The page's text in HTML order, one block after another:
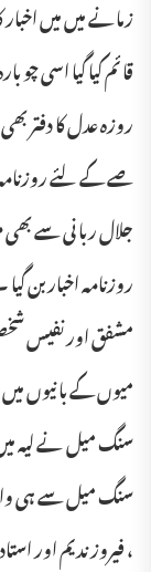
زمانے میں میں
قا ئم کیا گیا اسی
روزہ عدل کا
صے کے لئے
جلال ربا نی سے
روزنامہ اخبار بن
مشفق اور نفیس
میوں کے با نیوں
سنگ میل نے لیہ میں
سنگ میل سے ہی
، فیروز ندیم اور